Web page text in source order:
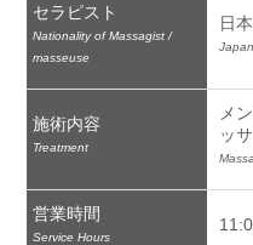
セラピスト
Nationality of Massagist /
masseuse
日
施術内容
Treatment
メ
ッ
営業時間
Service Hours